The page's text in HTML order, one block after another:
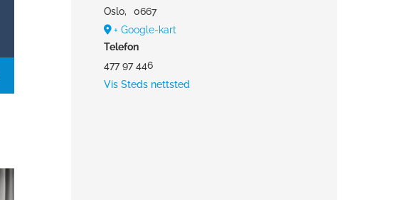
Oslo,
0667
+ Google-kart
Telefon
477 97 446
Vis Steds nettsted